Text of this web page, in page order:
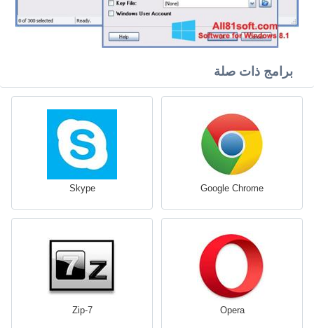
برامج ذات صلة
Google Chrome
Skype
Opera